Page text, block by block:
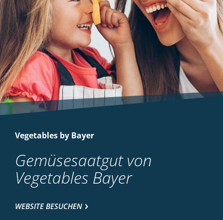
Vegetables by Bayer
Gemüsesaatgut von
Vegetables Bayer
WEBSITE BESUCHEN